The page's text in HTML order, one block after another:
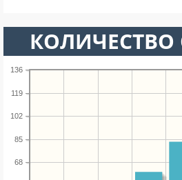
68
85
102
119
136